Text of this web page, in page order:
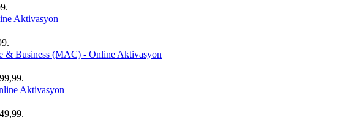
Aktivasyon
& Business (MAC) - Online Aktivasyon
Aktivasyon